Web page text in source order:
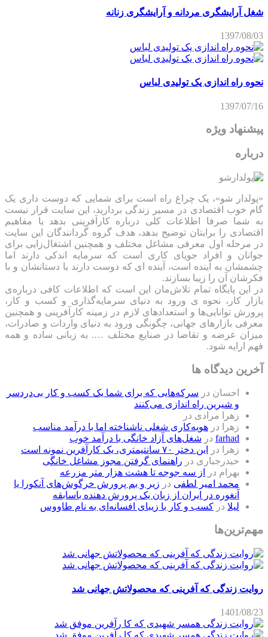
شغل آرایشگری مردانه و آرایشگری زنانه
1397/08/03
نحوه راه اندازی یک تولیدی لباس
1397/07/16
پیشنهاد ویژه
درباره
«پولدار شو»، یک چراغ راه است برای شمایی که دوست داری یک
گام خوب اقتصادی در مسیر زندگی بردارید، این سایت قرار نیست
به شما صرفا اطلاعات کلی درباره کارآفرینی بدهد یا مفاهیم
اقتصادی را برایتان توضیح بدهد، هدف گروه گردانندگان این سایت
در مرحله اول معرفی مشاغل مختلف و همچنین اشتغال‌زایی برای
جوانان و افراد جویای کاری است که سرمایه اندکی دارند اما
چشمشان به آینده است، آینده ای که دوست دارند با دستانشان و با
فکرشان آن را زیبا بسازند.
در این پایگاه تمام تلاش‌مان این است که ‌اطلاعات کافی درباره‌ی
بازار کار، نحوه ی ورود به دنیای سرمایه‌گذاری و کسب و کار،
پرورش توانایی‌ها و استعدادهای لازم در زمینه کارآفرینی و همچنین
معرفی بازارهای جهانی، چگونگی ورود به دنیای واردات و صادرات،
میزان عرضه و تقاضا در صنایع مختلف …. به زبانی ساده و همه
فهم ارایه شود.
آخرین دیدگاه ها
احسان در سرکه‌هایی که برای شما یک کسب و کار بی‌دردسر
و شیرین راه اندازی می‌کنند
زهرا مرادی در
زهرا
در هویه‌کاری شغلی ناشناخته اما با درآمد مناسب
farhad در شغل‌های آزاد خانگی با درآمد خوب
زهرا
در
این دختر ۷۰ سانتیمتری، یک کارآفرین نمونه است
حیدرجباری در راهنمای گرفتن مجوز مشاغل خانگی
بهرام در
از سه جوجه تا هشت هزار متر مزرعه
محمد امیر لطفی در زیر و بم پرورش خرگوش‌های آنکورا یا
آنغوره در ایران از زبان یک پرورش دهنده باسابقه
لیلا در کسب و کار با زیبای افسانه‌ای به نام طاووس
مهم‌ترین‌ها
روایت زندگی که آفرینی که محصولاتش جهانی شد
1401/08/23